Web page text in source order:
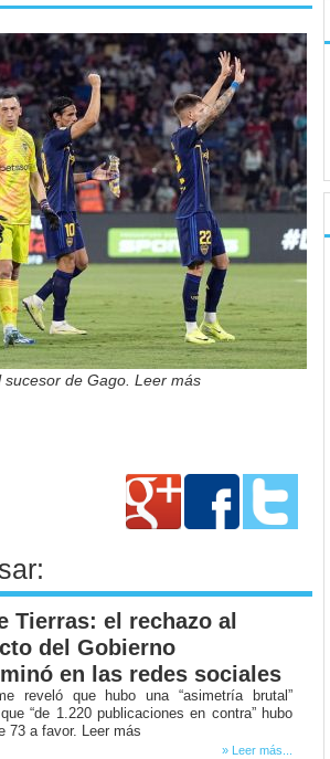
de Gago. Leer más
Tierras: el rechazo al
del Gobierno
en las redes sociales
reveló que hubo una “asimetría brutal”
“de 1.220 publicaciones en contra” hubo
73 a favor. Leer más
» Leer más...